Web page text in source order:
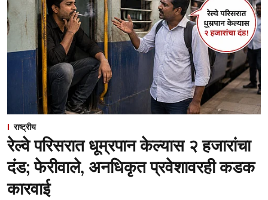
राष्ट्रीय
रेल्वे परिसरात धूम्रपान केल्यास २ हजारांचा
दंड; फेरीवाले, अनधिकृत प्रवेशावरही कडक
कारवाई